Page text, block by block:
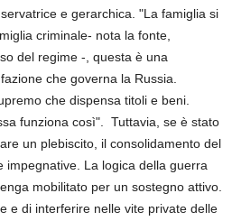
e gerarchica. "La famiglia si
criminale- nota la fonte,
del regime -, questa è una
che governa la Russia.
che dispensa titoli e beni.
funziona così". Tuttavia, se è stato
un plebiscito, il consolidamento del
impegnative. La logica della guerra
mobilitato per un sostegno attivo.
e di interferire nelle vite private delle